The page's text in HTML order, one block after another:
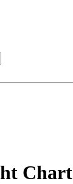
Chart